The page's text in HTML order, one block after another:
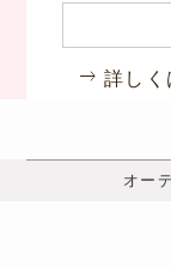
詳しく
オー